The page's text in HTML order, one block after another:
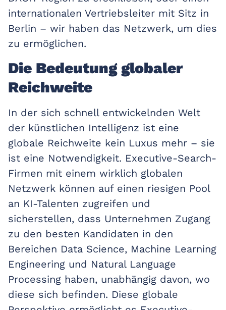
internationalen Vertriebsleiter mit Sitz in
Berlin – wir haben das Netzwerk, um dies
zu ermöglichen.
Die Bedeutung globaler
Reichweite
In der sich schnell entwickelnden Welt
der künstlichen Intelligenz ist eine
globale Reichweite kein Luxus mehr – sie
ist eine Notwendigkeit. Executive-Search-
Firmen mit einem wirklich globalen
Netzwerk können auf einen riesigen Pool
an KI-Talenten zugreifen und
sicherstellen, dass Unternehmen Zugang
zu den besten Kandidaten in den
Bereichen Data Science, Machine Learning
Engineering und Natural Language
Processing haben, unabhängig davon, wo
diese sich befinden. Diese globale